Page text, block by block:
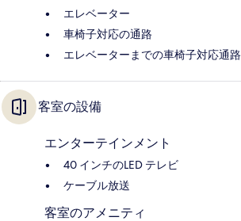
エレベーター
車椅子対応の通路
エレベーターまでの車椅子対応通路
客室の設備
エンターテインメント
40 インチのLED テレビ
ケーブル放送
客室のアメニティ